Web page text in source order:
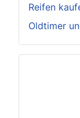
Reifen
Oldtimer